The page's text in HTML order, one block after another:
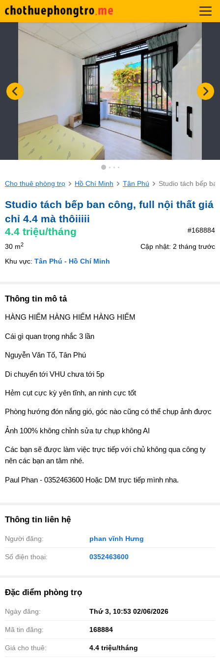
Cho thuê phòng trọ Hồ Chí Minh Tân Phú Studio tách bếp
Studio tách bếp ban công, full nội thất giá
chỉ 4.4 mà thôiiiii
4.4 triệu/tháng #168884
30 m2
Cập nhật: 2 tháng trước
Khu vực: Tân Phú - Hồ Chí Minh
Thông tin mô tả
HÀNG HIẾM HÀNG HIẾM HÀNG HIẾM
Cái gì quan trọng nhắc 3 lần
Nguyễn Văn Tố, Tân Phú
Di chuyển tới VHU chưa tới 5p
Hẻm cụt cực kỳ yên tĩnh, an ninh cực tốt
Phòng hướng đón nắng gió, góc nào cũng có thể chụp ảnh được
Ảnh 100% không chỉnh sửa tự chụp không AI
Các bạn sẽ được làm việc trực tiếp với chủ không qua công ty
nên các bạn an tâm nhé.
Paul Phan - 0352463600 Hoặc DM trực tiếp mình nha.
Thông tin liên hệ
Người đăng: phan vĩnh Hưng
Số điện thoại: 0352463600
Đặc điểm phòng trọ
Ngày đăng: Thứ 3, 10:53 02/06/2026
Mã tin đăng: 168884
Giá cho thuê: 4.4 triệu/tháng